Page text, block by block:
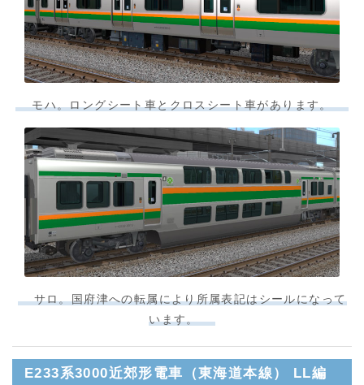
モハ。ロングシート車とクロスシート車があります。
サロ。国府津への転属により所属表記はシールになって
います。
E233系3000近郊形電車（東海道本線） LL編